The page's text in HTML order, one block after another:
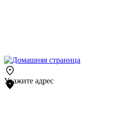
Укажите адрес